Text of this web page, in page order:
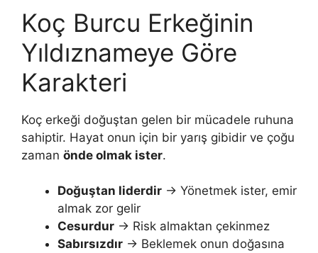
Koç Burcu Erkeğinin
Yıldıznameye Göre
Karakteri
Koç erkeği doğuştan gelen bir mücadele ruhuna
sahiptir. Hayat onun için bir yarış gibidir ve çoğu
zaman önde olmak ister.
Doğuştan liderdir → Yönetmek ister, emir
almak zor gelir
Cesurdur → Risk almaktan çekinmez
Sabırsızdır → Beklemek onun doğasına